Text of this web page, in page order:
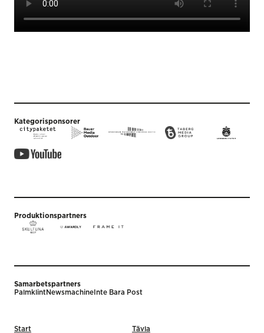
Kategorisponsorer
Produktionspartners
Samarbetspartners
PalmklintNewsmachine Inte Bara Post
Start Tävla